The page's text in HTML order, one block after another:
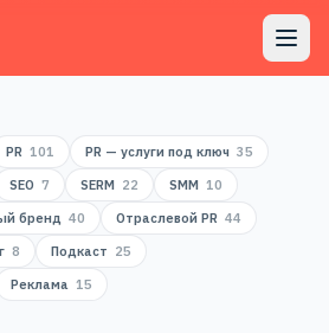
PR 101 PR — услуги под ключ 35
SEO 7 SERM 22 SMM 10
бренд 40 Отраслевой PR 44
8 Подкаст 25
Реклама 15